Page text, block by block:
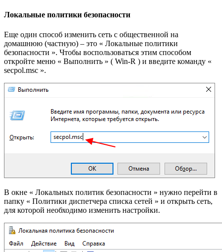
Локальные политики безопасности
Еще один способ изменить сеть с общественной на
домашнюю (частную) – это « Локальные политики
безопасности ». Чтобы воспользоваться этим способом
откройте меню « Выполнить » ( Win-R ) и введите команду «
secpol.msc ».
В окне « Локальных политик безопасности » нужно перейти в
папку « Политики диспетчера списка сетей » и открыть сеть,
для которой необходимо изменить настройки.